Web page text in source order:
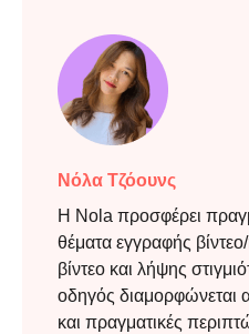
Βήμα 3.
Νόλα Τζόουνς
Η Nola προσφέρει
θέματα εγγραφής
βίντεο και λήψης
οδηγός διαμορφώνεται
και πραγματικές